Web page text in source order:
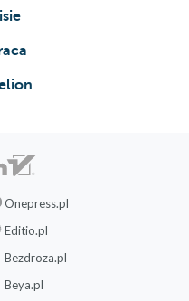
Onepress.pl
Editio.pl
Bezdroza.pl
Beya.pl